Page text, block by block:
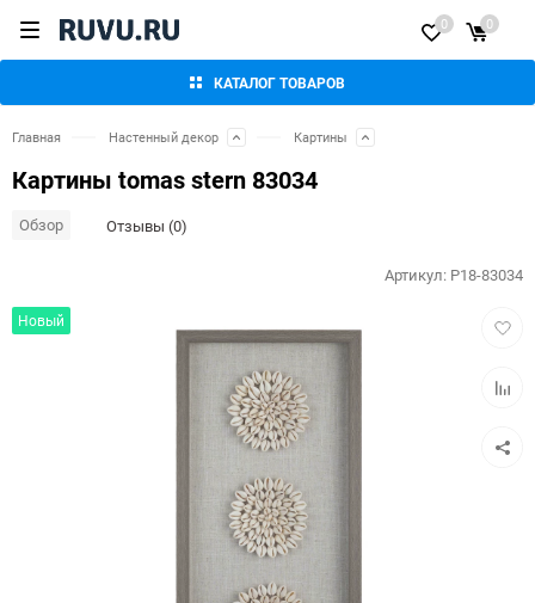
КАТАЛОГ ТОВАРОВ
0 0
Главная Настенный декор Картины
Картины tomas stern 83034
Обзор Отзывы (0)
Новый
Артикул: P18-83034